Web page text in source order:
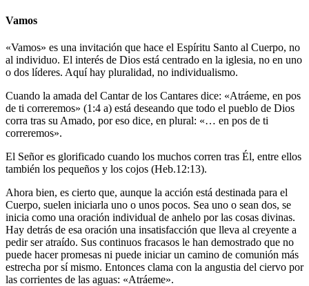
Vamos
«Vamos» es una invitación que hace el Espíritu Santo al Cuerpo, no
al individuo. El interés de Dios está centrado en la iglesia, no en uno
o dos líderes. Aquí hay pluralidad, no individualismo.
Cuando la amada del Cantar de los Cantares dice: «Atráeme, en pos
de ti correremos» (1:4 a) está deseando que todo el pueblo de Dios
corra tras su Amado, por eso dice, en plural: «… en pos de ti
correremos».
El Señor es glorificado cuando los muchos corren tras Él, entre ellos
también los pequeños y los cojos (Heb.12:13).
Ahora bien, es cierto que, aunque la acción está destinada para el
Cuerpo, suelen iniciarla uno o unos pocos. Sea uno o sean dos, se
inicia como una oración individual de anhelo por las cosas divinas.
Hay detrás de esa oración una insatisfacción que lleva al creyente a
pedir ser atraído. Sus continuos fracasos le han demostrado que no
puede hacer promesas ni puede iniciar un camino de comunión más
estrecha por sí mismo. Entonces clama con la angustia del ciervo por
las corrientes de las aguas: «Atráeme».